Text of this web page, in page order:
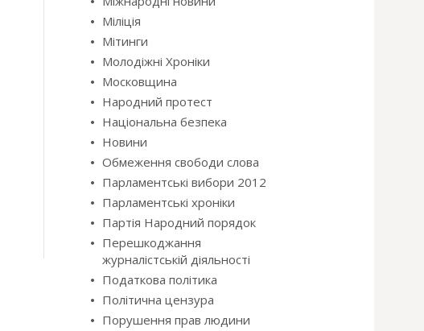
Міліція
Мітинги
Молодіжні Хроніки
Московщина
Народний протест
Національна безпека
Новини
Обмеження свободи слова
Парламентські вибори 2012
Парламентські хроніки
Партія Народний порядок
Перешкоджання
журналістській діяльності
Податкова політика
Політична цензура
Порушення прав людини